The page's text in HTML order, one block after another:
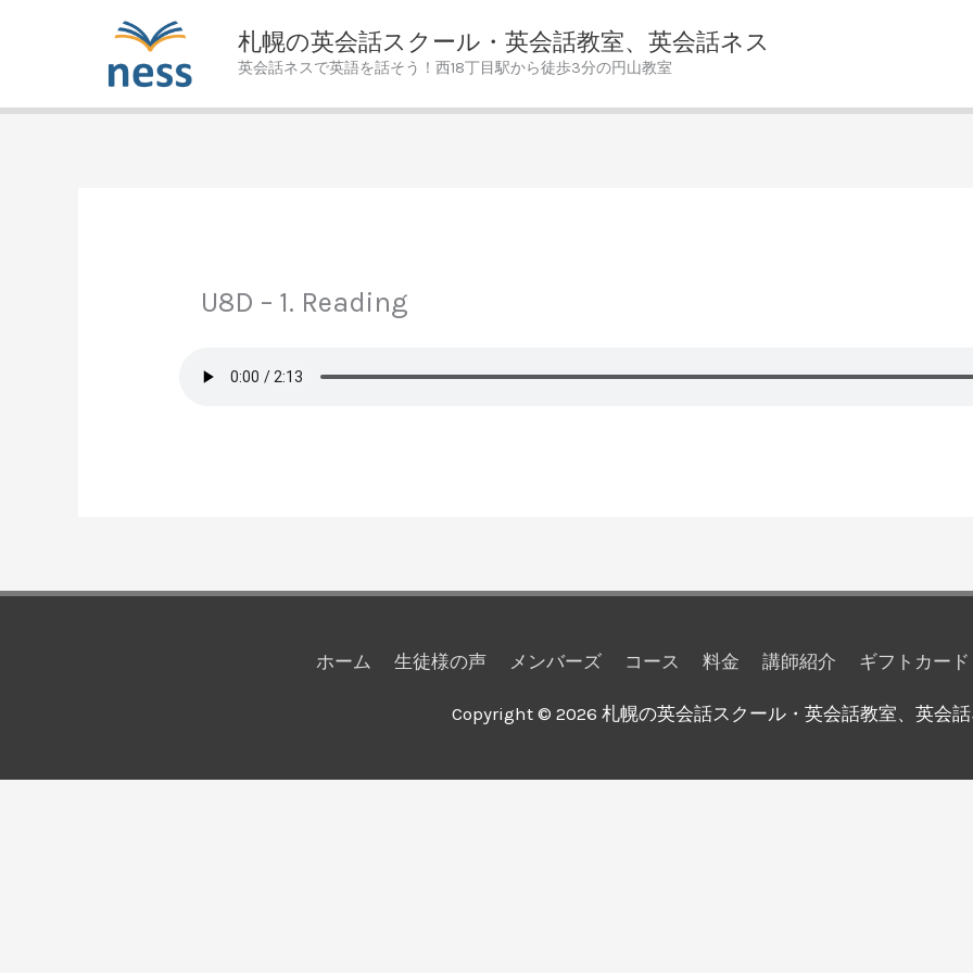
札幌の英会話スクール・英会話教室、英会話ネス
英会話ネスで英語を話そう！西18丁目駅から徒歩3分の円山教室
U8D – 1. Reading
ホーム 生徒様の声 メンバーズ コース 料金 講師紹介 ギフトカード
Copyright © 2026 札幌の英会話スクール・英会話教室、英会